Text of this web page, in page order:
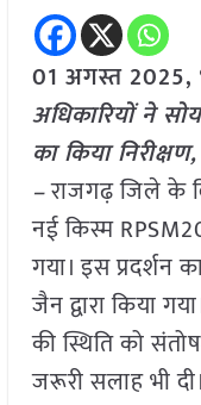
01 अगस्त 2025,
अधिकारियों ने
का किया
–राजगढ़ जिले के
नई किस्म
गया। इस प्रदर्शन
जैन द्वारा किया
की स्थिति को
जरूरी सलाह भी दी।